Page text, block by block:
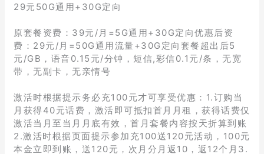
29元50G通用+30G定向
原套餐资费：39元/月=5G通用+30G定向优惠后资
费：29元/月=50G通用流量+30G定向套餐超出后5
元/GB，语音0.15元/分钟，短信,彩信0.1元/条，无宽
带，无副卡，无亲情号
激活时根据提示务必充100元才可享受优惠：1.订购当
月获得40元话费，激活即可抵扣首月月租，获得话费仅
激活当月至当月月底有效，首月套餐内容按天折算到账
2.激活时根据页面提示参加充100送120元活动，100元
本金立即到账，送120元，次月分月返10，返12个月3.